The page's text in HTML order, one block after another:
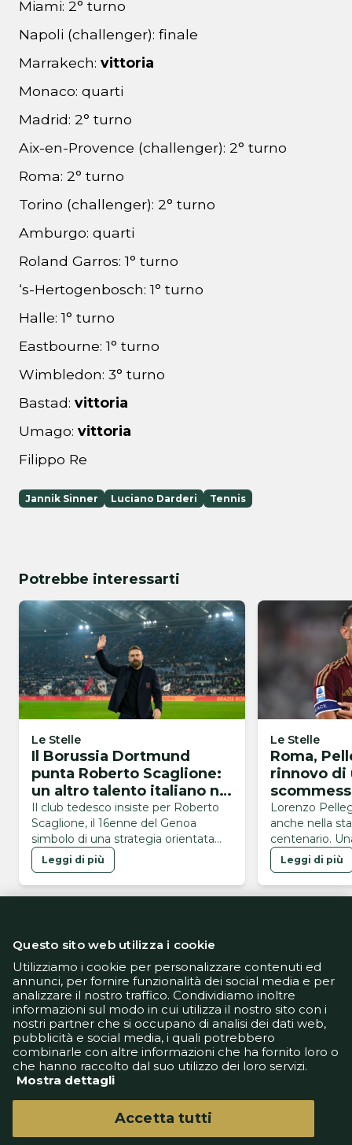
Miami: 2° turno
Napoli (challenger): finale
Marrakech: vittoria
Monaco: quarti
Madrid: 2° turno
Aix-en-Provence (challenger): 2° turno
Roma: 2° turno
Torino (challenger): 2° turno
Amburgo: quarti
Roland Garros: 1° turno
‘s-Hertogenbosch: 1° turno
Halle: 1° turno
Eastbourne: 1° turno
Wimbledon: 3° turno
Bastad: vittoria
Umago: vittoria
Filippo Re
Jannik Sinner Luciano Darderi Tennis
Potrebbe interessarti
Le Stelle
Il Borussia Dortmund
punta Roberto Scaglione:
un altro talento italiano nel
mirino
Il club tedesco insiste per Roberto
Scaglione, il 16enne del Genoa
simbolo di una strategia orientata
alla valorizzazione dei giovani
Leggi di più
Le Stelle
Roma,
rinnovo di
Lorenzo
anche nella
centenario.
valore
giallorosso,
ha firmato il
soprattutto
Leggi di più
Informativa Privacy
Informativa Cookie
Tech App
Gestione preferenze
support@goldbetlive.it
Questo sito web utilizza i cookie
Utilizziamo i cookie per personalizzare contenuti ed
annunci, per fornire funzionalità dei social media e per
analizzare il nostro traffico. Condividiamo inoltre
informazioni sul modo in cui utilizza il nostro sito con i
nostri partner che si occupano di analisi dei dati web,
pubblicità e social media, i quali potrebbero
combinarle con altre informazioni che ha fornito loro o
che hanno raccolto dal suo utilizzo dei loro servizi.
Mostra dettagli
Accetta tutti